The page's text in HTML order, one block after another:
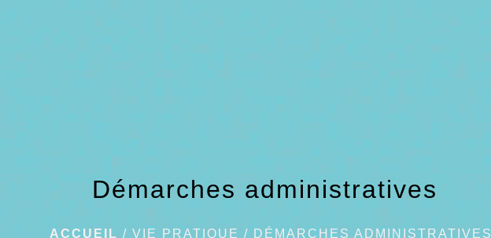
Démarches administratives
ACCUEIL /VIE PRATIQUE / DÉMARCHES ADMINISTRATIVES